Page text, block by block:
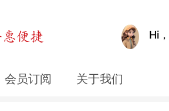
Hi，
会员订阅 关于我们